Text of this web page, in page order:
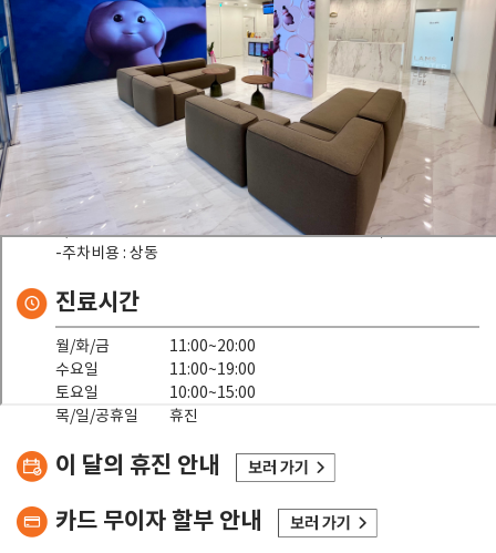
주차안내
병원 주차장
-위치 : 병원 건물 내 주차타워 (대형,SUV차량 불가)
-주차비용 : 시술시간 내 무료주차 (약국 조제 시간 미지원)
-귀가 시 데스크에 차량번호 말씀해주시면 주차 등록 해드립니다.
공영주차장
-위치 : 서현역 환승 공영 주차장으로 검색
(주소명 : 경기 성남시 분당구 황새울로360번길 43)
-주차비용 : 상동
진료시간
월/화/금
11:00~20:00
수요일
11:00~19:00
토요일
10:00~15:00
목/일/공휴일
휴진
이 달의 휴진 안내
카드 무이자 할부 안내